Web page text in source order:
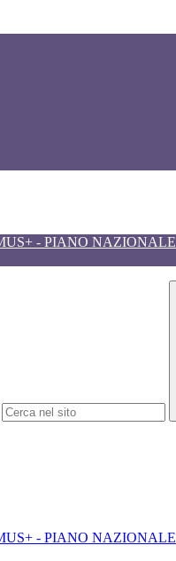
- PIANO NAZIONALE
- PIANO NAZIONALE